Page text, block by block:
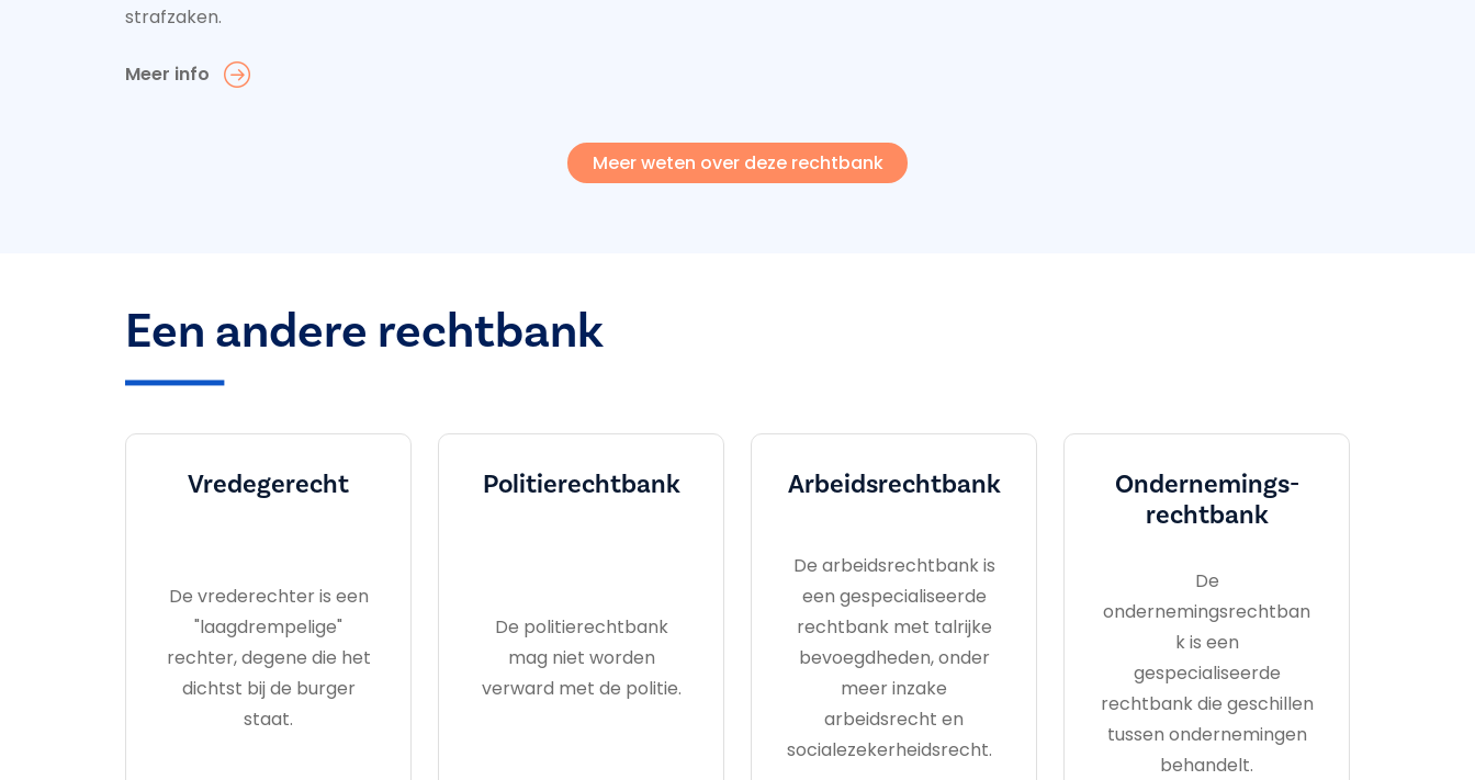
strafzaken.
Meer info
Meer weten over deze rechtbank
Een andere rechtbank
Vredegerecht
De vrederechter is een
"laagdrempelige"
rechter, degene die het
dichtst bij de burger
staat.
Politierechtbank
De politierechtbank
mag niet worden
verward met de politie.
Arbeids­rechtbank
De arbeidsrechtbank is
een gespecialiseerde
rechtbank met talrijke
bevoegdheden, onder
meer inzake
arbeidsrecht en
socialezekerheidsrecht.
Ondernemings­
rechtbank
De
ondernemingsrechtban
k is een
gespecialiseerde
rechtbank die geschillen
tussen ondernemingen
behandelt.